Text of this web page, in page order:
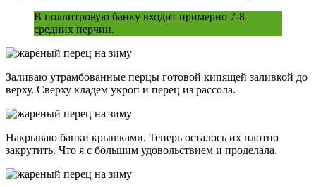
В поллитровую банку входит примерно 7-8
средних перчин.
Заливаю утрамбованные перцы готовой кипящей заливкой до
верху. Сверху кладем укроп и перец из рассола.
Накрываю банки крышками. Теперь осталось их плотно
закрутить. Что я с большим удовольствием и проделала.